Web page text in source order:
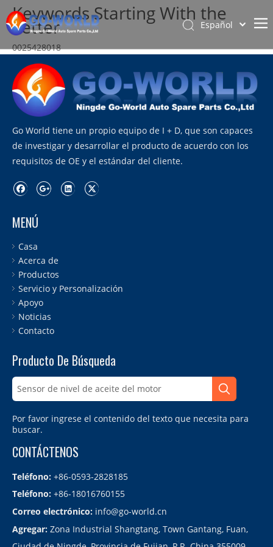
Acerca de
Productos
Servicio y personalización
Noticias
Contáctenos
Español
Latine
Français
简体中文
English
Keywords Starting With the
Letter
0025428018
0025428018 Sensor de ángulo
0051539228
0061532928
0071539128
0071539128 Sensor EGT
03c907660m
04l906051
04L906051 Sensor DPF
070906088AAA
070906088D
076906051b
076906051b Sensor de presión diferencial
076906051b Sensor DPF
12611406609
12617607910
13627808013
13627808013 Sensor DPF
1415606
15299970
227702184R Sensor de presión diferencial
227702184R Sensor DPF
32306793632
32306793632 Sensor de ángulo
51749208
55353335
55353335 Sensor de nivel de aceite
55701321
55704062
Go World tiene un propio equipo de I + D, que son capaces
de investigar y desarrollar el producto de acuerdo con los
requisitos de OE y el estándar del cliente.
MENÚ
Casa
Acerca de
Productos
Servicio y Personalización
Apoyo
Noticias
Contacto
Producto De Búsqueda
Por favor ingrese el contenido del texto que necesita para
buscar.
CONTÁCTENOS
Teléfono: +86-0593-2828185
Teléfono: +86-18016760155
Correo electrónico: info@go-world.cn
Agregar: Zona Industrial Shangtang, Town Gantang, Fuan,